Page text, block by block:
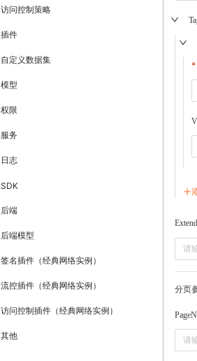
访问控制策略
插件
自定义数据集
模型
权限
服务
日志
SDK
后端
后端模型
签名插件（经典网络实例）
流控插件（经典网络实例）
访问控制插件（经典网络实例）
其他
Extend
分页